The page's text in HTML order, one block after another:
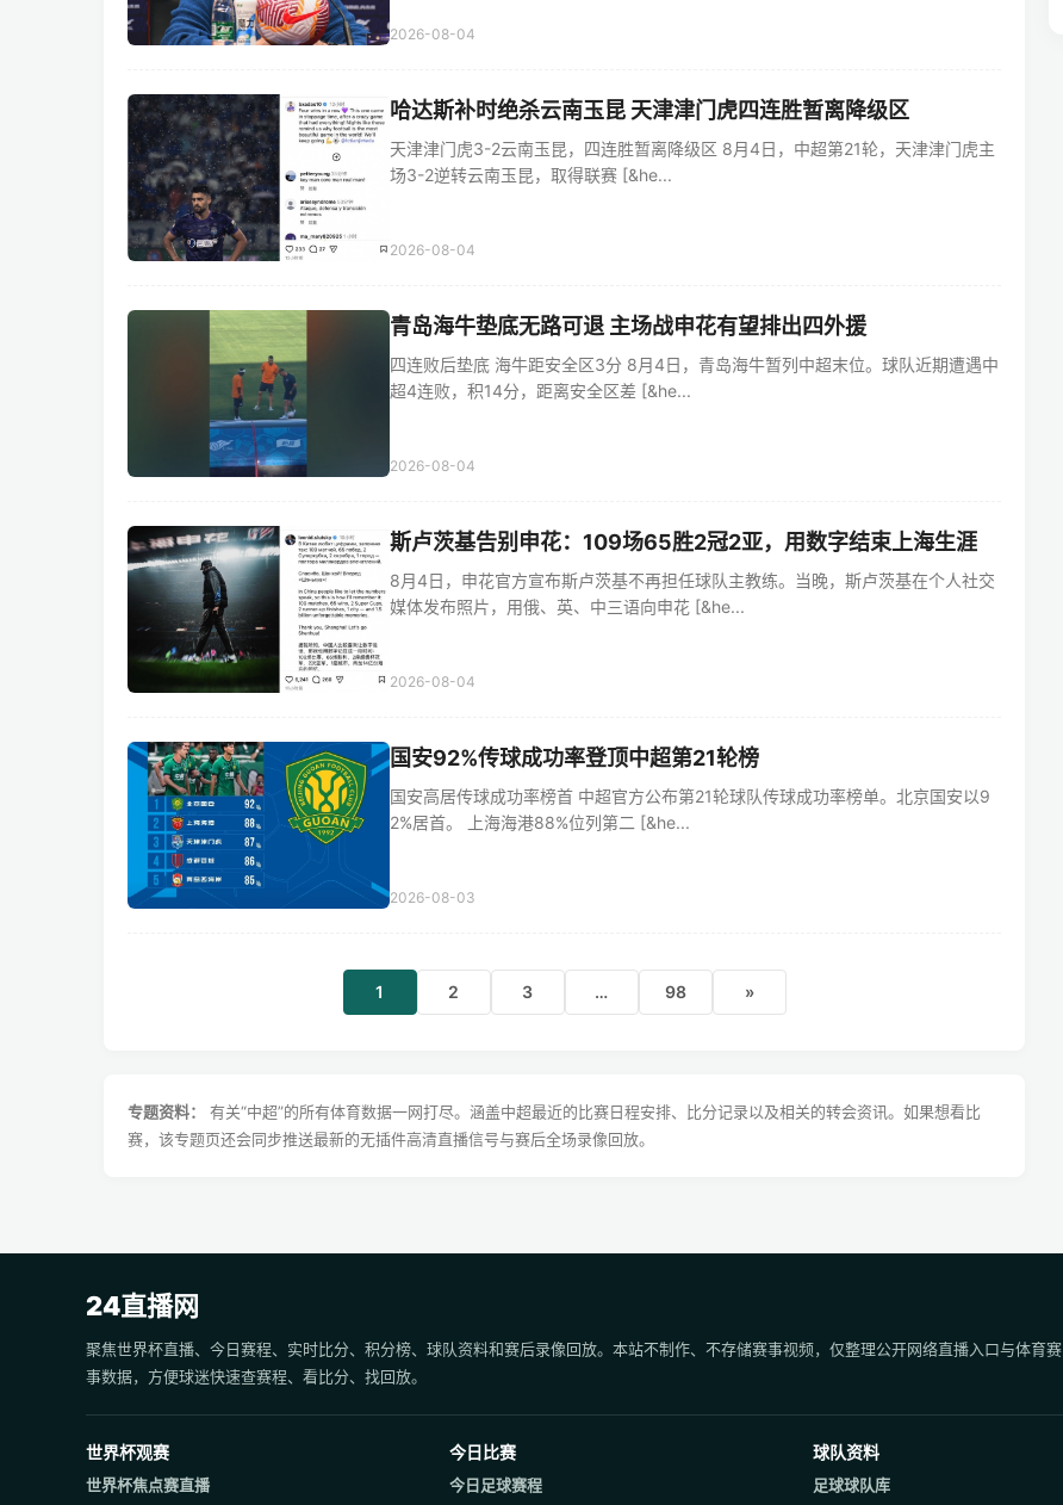
2026-08-04
哈达斯补时绝杀云南玉昆 天津津门虎四连胜暂离降级区
天津津门虎3-2云南玉昆，四连胜暂离降级区 8月4日，中超第21轮，天津津门虎主
场3-2逆转云南玉昆，取得联赛 [&he...
2026-08-04
青岛海牛垫底无路可退 主场战申花有望排出四外援
四连败后垫底 海牛距安全区3分 8月4日，青岛海牛暂列中超末位。球队近期遭遇中
超4连败，积14分，距离安全区差 [&he...
2026-08-04
斯卢茨基告别申花：109场65胜2冠2亚，用数字结束上海生涯
8月4日，申花官方宣布斯卢茨基不再担任球队主教练。当晚，斯卢茨基在个人社交
媒体发布照片，用俄、英、中三语向申花 [&he...
2026-08-04
国安92%传球成功率登顶中超第21轮榜
国安高居传球成功率榜首 中超官方公布第21轮球队传球成功率榜单。北京国安以9
2%居首。 上海海港88%位列第二 [&he...
2026-08-03
1 2 3 … 98 »
专题资料：
有关“中超”的所有体育数据一网打尽。涵盖中超最近的比赛日程安排、比分记录以及相关的转会资讯。如果想看比
赛，该专题页还会同步推送最新的无插件高清直播信号与赛后全场录像回放。
24直播网
聚焦世界杯直播、今日赛程、实时比分、积分榜、球队资料和赛后录像回放。本站不制作、不存储赛事视频，仅整理公开网络直播入口与体育赛
事数据，方便球迷快速查赛程、看比分、找回放。
世界杯观赛
世界杯焦点赛直播
今日比赛
今日足球赛程
球队资料
足球球队库